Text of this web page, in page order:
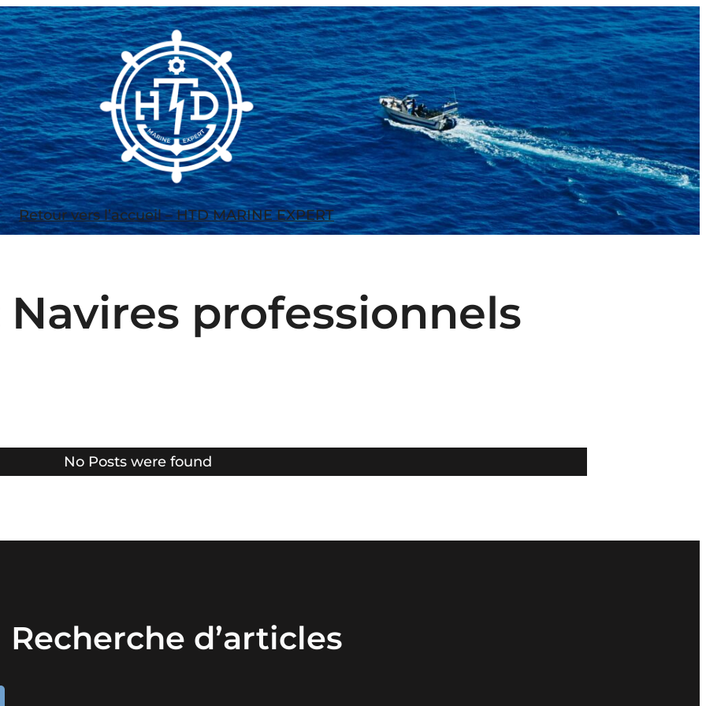
Retour vers l’accueil – HTD MARINE EXPERT
Navires professionnels
No Posts were found
Recherche d’articles